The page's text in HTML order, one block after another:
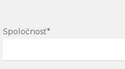
Spoločnosť*